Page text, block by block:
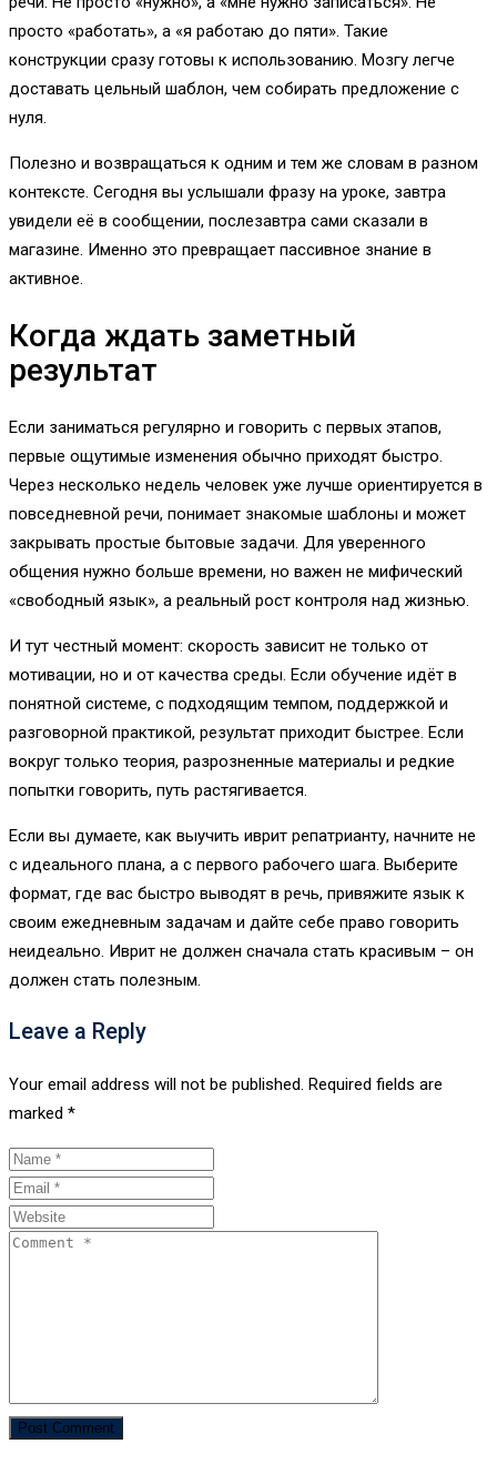
просто «работать», а «я работаю до пяти». Такие
конструкции сразу готовы к использованию. Мозгу легче
доставать цельный шаблон, чем собирать предложение с
нуля.
Полезно и возвращаться к одним и тем же словам в разном
контексте. Сегодня вы услышали фразу на уроке, завтра
увидели её в сообщении, послезавтра сами сказали в
магазине. Именно это превращает пассивное знание в
активное.
Когда ждать заметный
результат
Если заниматься регулярно и говорить с первых этапов,
первые ощутимые изменения обычно приходят быстро.
Через несколько недель человек уже лучше ориентируется в
повседневной речи, понимает знакомые шаблоны и может
закрывать простые бытовые задачи. Для уверенного
общения нужно больше времени, но важен не мифический
«свободный язык», а реальный рост контроля над жизнью.
И тут честный момент: скорость зависит не только от
мотивации, но и от качества среды. Если обучение идёт в
понятной системе, с подходящим темпом, поддержкой и
разговорной практикой, результат приходит быстрее. Если
вокруг только теория, разрозненные материалы и редкие
попытки говорить, путь растягивается.
Если вы думаете, как выучить иврит репатрианту, начните не
с идеального плана, а с первого рабочего шага. Выберите
формат, где вас быстро выводят в речь, привяжите язык к
своим ежедневным задачам и дайте себе право говорить
неидеально. Иврит не должен сначала стать красивым – он
должен стать полезным.
Leave a Reply
Your email address will not be published. Required fields are
marked *